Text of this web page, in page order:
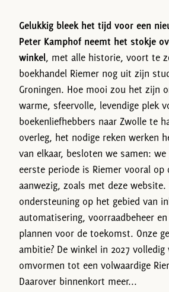
Gelukkig bleek het tijd voor een
Peter Kamphof neemt het stokje
winkel, met alle historie, voort te
boekhandel Riemer nog uit zijn
Groningen. Hoe mooi zou het zijn
warme, sfeervolle, levendige plek
boekenliefhebbers naar Zwolle te
overleg, het nodige reken werken
van elkaar, besloten we samen:
eerste periode is Riemer vooral op
aanwezig, zoals met deze website.
ondersteuning op het gebied van
automatisering, voorraadbeheer
plannen voor de toekomst. Onze
ambitie? De winkel in 2027 volledig
omvormen tot een volwaardige
Daarover binnenkort meer...